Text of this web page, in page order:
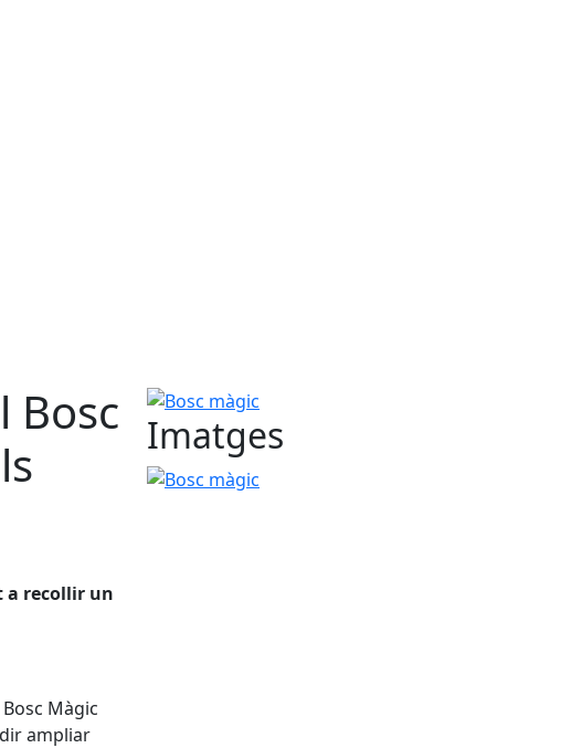
Bosc
a recollir un
Màgic
ampliar
Bosc màgic
Imatges
Bosc màgic